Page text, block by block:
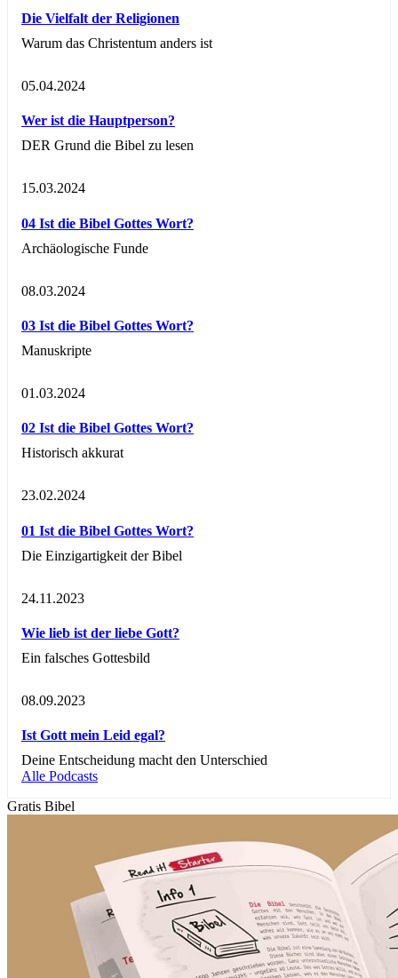
Die Vielfalt der Religionen
Warum das Christentum anders ist
05.04.2024
Wer ist die Hauptperson?
DER Grund die Bibel zu lesen
15.03.2024
04 Ist die Bibel Gottes Wort?
Archäologische Funde
08.03.2024
03 Ist die Bibel Gottes Wort?
Manuskripte
01.03.2024
02 Ist die Bibel Gottes Wort?
Historisch akkurat
23.02.2024
01 Ist die Bibel Gottes Wort?
Die Einzigartigkeit der Bibel
24.11.2023
Wie lieb ist der liebe Gott?
Ein falsches Gottesbild
08.09.2023
Ist Gott mein Leid egal?
Deine Entscheidung macht den Unterschied
Alle Podcasts
Gratis Bibel